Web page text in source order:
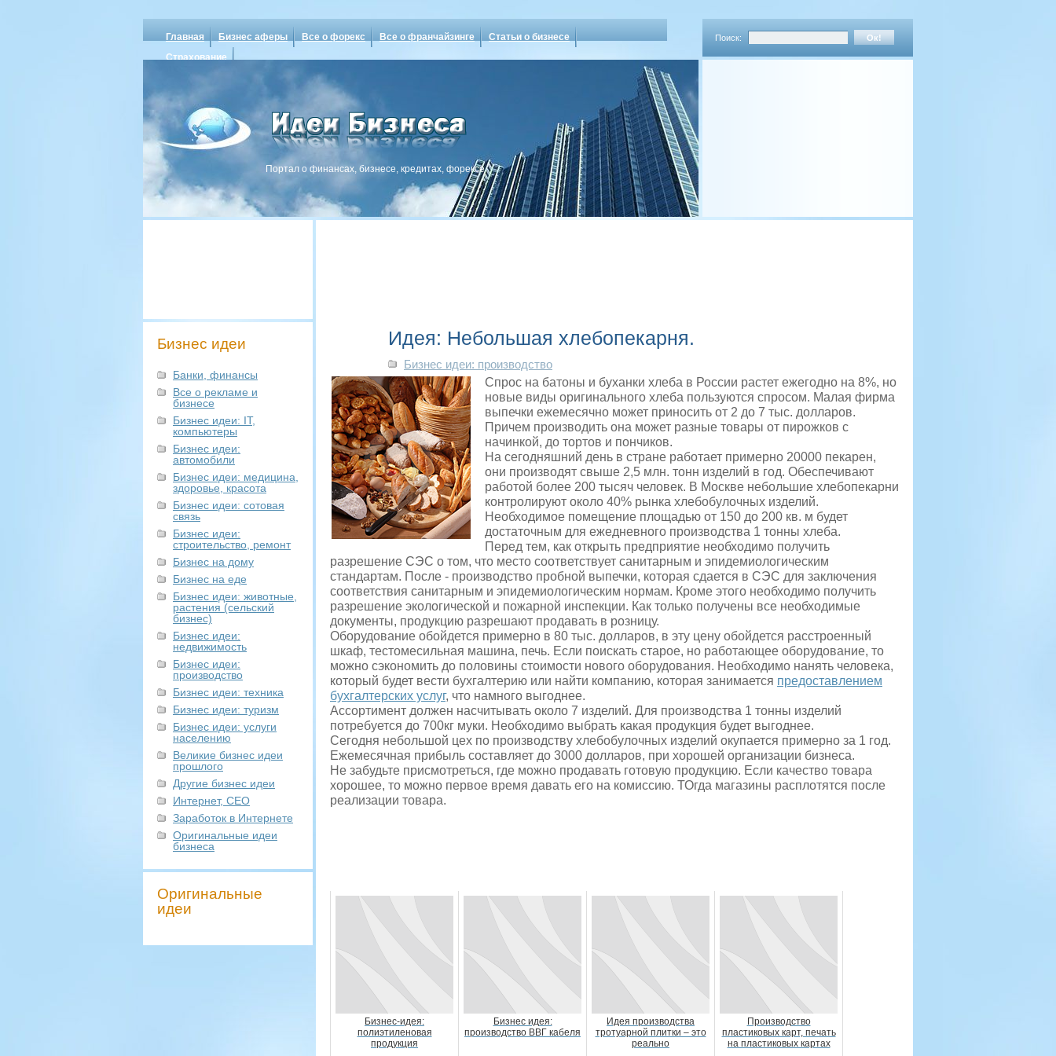
Главная Бизнес аферы Все о форекс Все о франчайзинге
Статьи о бизнесе
Страхование
Поиск:
Портал о финансах, бизнесе, кредитах, форексе
Бизнес идеи
Банки, финансы
Все о рекламе и
бизнесе
Бизнес идеи: IT,
компьютеры
Бизнес идеи:
автомобили
Бизнес идеи: медицина,
здоровье, красота
Бизнес идеи: сотовая
связь
Бизнес идеи:
строительство, ремонт
Бизнес на дому
Бизнес на еде
Бизнес идеи: животные,
растения (сельский
бизнес)
Бизнес идеи:
недвижимость
Бизнес идеи:
производство
Бизнес идеи: техника
Бизнес идеи: туризм
Бизнес идеи: услуги
населению
Великие бизнес идеи
прошлого
Другие бизнес идеи
Интернет, СЕО
Заработок в Интернете
Оригинальные идеи
бизнеса
Оригинальные
идеи
Идея: Небольшая хлебопекарня.
Бизнес идеи: производство
Спрос на батоны и буханки хлеба в России растет ежегодно на 8%, но
новые виды оригинального хлеба пользуются спросом. Малая фирма
выпечки ежемесячно может приносить от 2 до 7 тыс. долларов.
Причем производить она может разные товары от пирожков с
начинкой, до тортов и пончиков.
На сегодняшний день в стране работает примерно 20000 пекарен,
они производят свыше 2,5 млн. тонн изделий в год. Обеспечивают
работой более 200 тысяч человек. В Москве небольшие хлебопекарни
контролируют около 40% рынка хлебобулочных изделий.
Необходимое помещение площадью от 150 до 200 кв. м будет
достаточным для ежедневного производства 1 тонны хлеба.
Перед тем, как открыть предприятие необходимо получить
разрешение СЭС о том, что место соответствует санитарным и эпидемиологическим
стандартам. После - производство пробной выпечки, которая сдается в СЭС для заключения
соответствия санитарным и эпидемиологическим нормам. Кроме этого необходимо получить
разрешение экологической и пожарной инспекции. Как только получены все необходимые
документы, продукцию разрешают продавать в розницу.
Оборудование обойдется примерно в 80 тыс. долларов, в эту цену обойдется расстроенный
шкаф, тестомесильная машина, печь. Если поискать старое, но работающее оборудование, то
можно сэкономить до половины стоимости нового оборудования. Необходимо нанять человека,
который будет вести бухгалтерию или найти компанию, которая занимается предоставлением
бухгалтерских услуг, что намного выгоднее.
Ассортимент должен насчитывать около 7 изделий. Для производства 1 тонны изделий
потребуется до 700кг муки. Необходимо выбрать какая продукция будет выгоднее.
Сегодня небольшой цех по производству хлебобулочных изделий окупается примерно за 1 год.
Ежемесячная прибыль составляет до 3000 долларов, при хорошей организации бизнеса.
Не забудьте присмотреться, где можно продавать готовую продукцию. Если качество товара
хорошее, то можно первое время давать его на комиссию. ТОгда магазины расплотятся после
реализации товара.
Бизнес-идея:
полиэтиленовая
продукция
Бизнес идея:
производство ВВГ кабеля
Идея производства
тротуарной плитки – это
реально
Производство
пластиковых карт, печать
на пластиковых картах